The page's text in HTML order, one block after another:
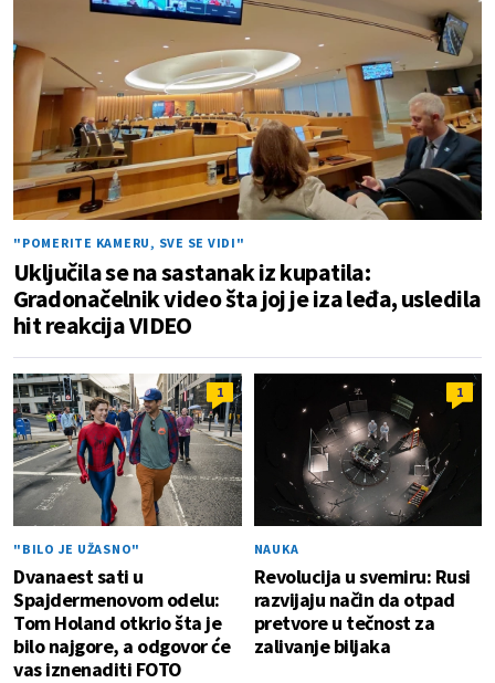
"POMERITE KAMERU, SVE SE VIDI"
Uključila se na sastanak iz kupatila:
Gradonačelnik video šta joj je iza leđa, usledila
hit reakcija VIDEO
1
"BILO JE UŽASNO"
Dvanaest sati u
Spajdermenovom odelu:
Tom Holand otkrio šta je
bilo najgore, a odgovor će
vas iznenaditi FOTO
1
NAUKA
Revolucija u svemiru: Rusi
razvijaju način da otpad
pretvore u tečnost za
zalivanje biljaka